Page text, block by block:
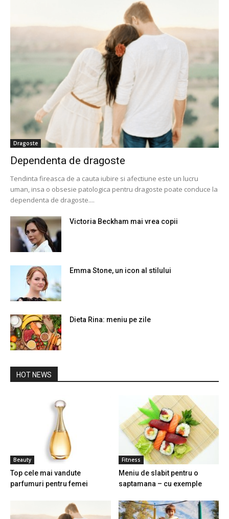
Dragoste
Dependenta de dragoste
Tendinta fireasca de a cauta iubire si afectiune este un lucru
uman, insa o obsesie patologica pentru dragoste poate conduce la
dependenta de dragoste....
Victoria Beckham mai vrea copii
Emma Stone, un icon al stilului
Dieta Rina: meniu pe zile
HOT NEWS
Beauty
Top cele mai vandute
parfumuri pentru femei
Fitness
Meniu de slabit pentru o
saptamana – cu exemple